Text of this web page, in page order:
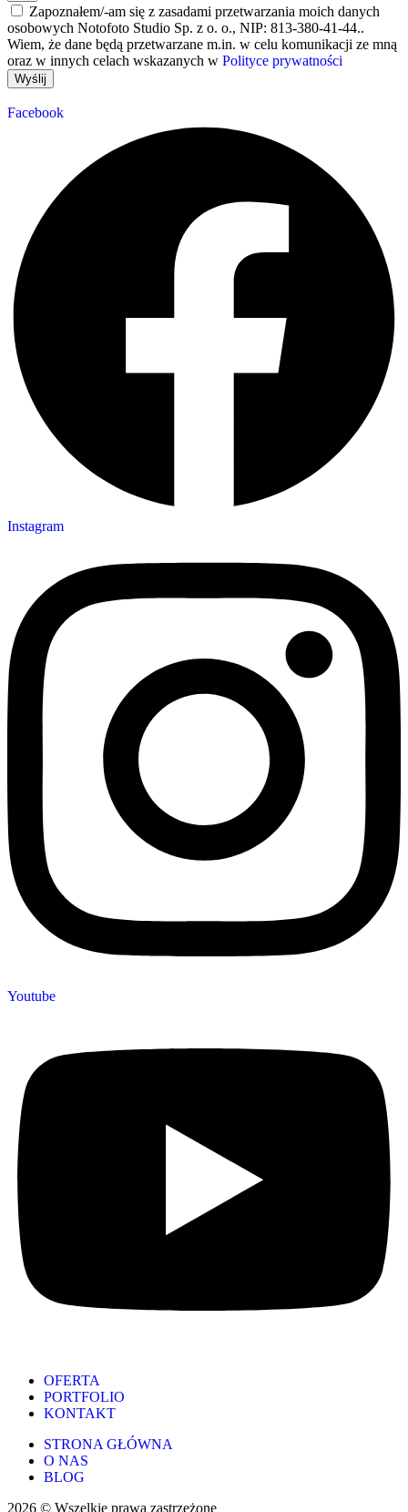
Zapoznałem/-am się z zasadami przetwarzania moich danych
osobowych Notofoto Studio Sp. z o. o., NIP: 813-380-41-44..
Wiem, że dane będą przetwarzane m.in. w celu komunikacji ze mną
oraz w innych celach wskazanych w Polityce prywatności
Wyślij
Facebook
Instagram
Youtube
OFERTA
PORTFOLIO
KONTAKT
STRONA GŁÓWNA
O NAS
BLOG
2026 © Wszelkie prawa zastrzeżone